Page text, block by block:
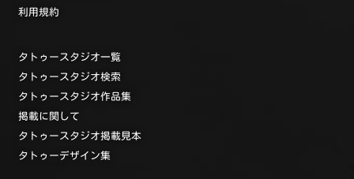
利用規約
タトゥースタジオ一覧
タトゥースタジオ検索
タトゥースタジオ作品集
掲載に関して
タトゥースタジオ掲載見本
タトゥーデザイン集